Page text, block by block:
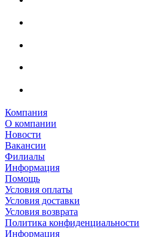
Компания
О компании
Новости
Вакансии
Филиалы
Информация
Помощь
Условия оплаты
Условия доставки
Условия возврата
Политика конфиденциальности
Информация